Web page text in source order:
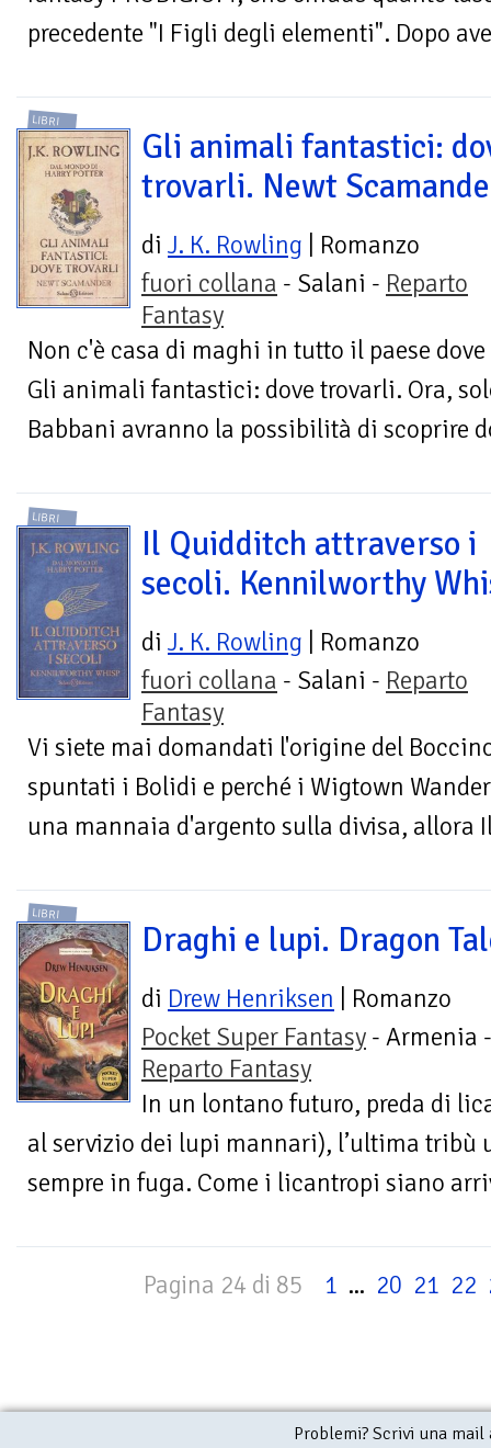
precedente "I Figli degli elementi". Dopo
LIBRI
Gli animali fantastici:
trovarli. Newt
di J. K. Rowling | Romanzo
fuori collana - Salani - Reparto
Fantasy
Non c'è casa di maghi in tutto il paese
Gli animali fantastici: dove trovarli. Ora,
Babbani avranno la possibilità di scoprire
LIBRI
Il Quidditch attraverso i
secoli. Kennilworthy
di J. K. Rowling | Romanzo
fuori collana - Salani - Reparto
Fantasy
Vi siete mai domandati l'origine del
spuntati i Bolidi e perché i Wigtown
una mannaia d'argento sulla divisa, allora
LIBRI
Draghi e lupi. Dragon
di Drew Henriksen | Romanzo
Pocket Super Fantasy - Armenia -
Reparto Fantasy
In un lontano futuro, preda di
al servizio dei lupi mannari), l’ultima tribù
sempre in fuga. Come i licantropi siano
Pagina 24 di 85 1 ... 20 21 22
Problemi? Scrivi una